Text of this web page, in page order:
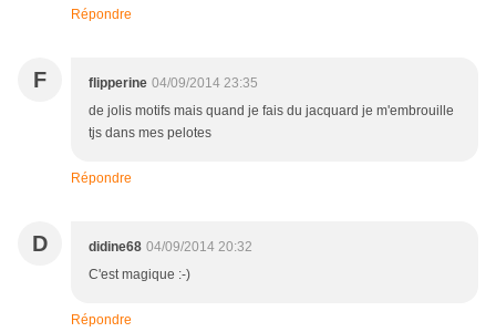
Répondre
F flipperine 04/09/2014 23:35
de jolis motifs mais quand je fais du jacquard je m'embrouille
tjs dans mes pelotes
Répondre
D didine68 04/09/2014 20:32
C'est magique :-)
Répondre